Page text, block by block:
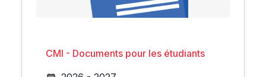
CMI - Documents pour les étudiants